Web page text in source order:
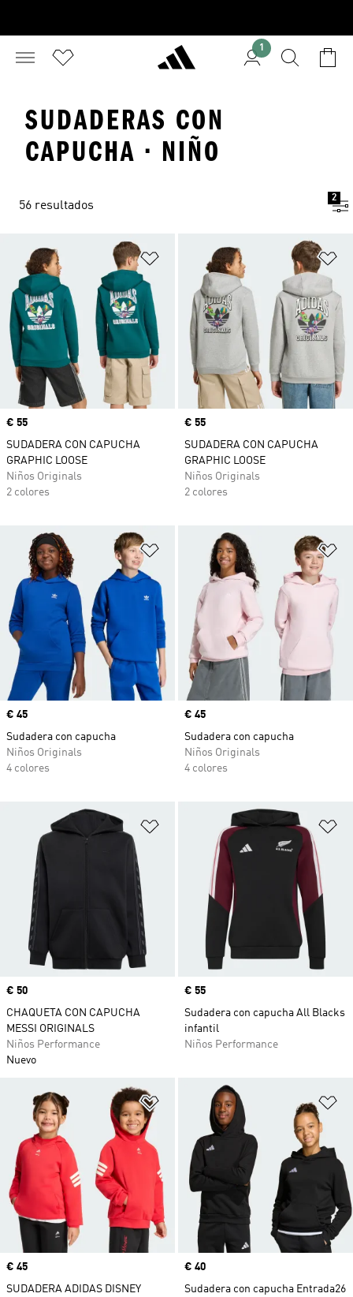
1
SUDADERAS CON
CAPUCHA · NIÑO
56 resultados
2
Añadir a la lista de deseos
Precio
€ 55
SUDADERA CON CAPUCHA
GRAPHIC LOOSE
Niños Originals
2 colores
Precio
€ 55
SUDADERA CON CAPUCHA
GRAPHIC LOOSE
Niños Originals
2 colores
Añadir a la lista de deseos
Precio
€ 45
Sudadera con capucha
Niños Originals
4 colores
Precio
€ 45
Sudadera con capucha
Niños Originals
4 colores
Añadir a la lista de deseos
Precio
€ 50
CHAQUETA CON CAPUCHA
MESSI ORIGINALS
Niños Performance
Nuevo
Precio
€ 55
Sudadera con capucha All Blacks
infantil
Niños Performance
Añadir a la lista de deseos
Precio
€ 45
SUDADERA ADIDAS DISNEY
Precio
€ 40
Sudadera con capucha Entrada26